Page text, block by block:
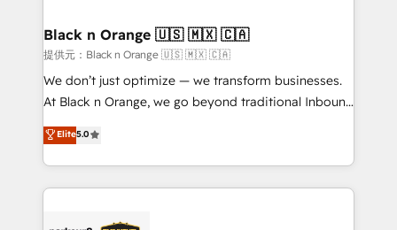
business. If not now, when?
projet HubSpot avec DIGITALISIM : 🧽 Nettoyage,
migration et intégration des bases de données. 🚀
Développement des interfaces avec vos logiciels
métiers ⚙️ Configuration de la plateforme HubSpot
Book Process & Guidelines utilisateurs 🎓
Formations des utilisateurs
Black n Orange 🇺🇸 🇲🇽 🇨🇦
提供元：Black n Orange 🇺🇸 🇲🇽 🇨🇦
We don’t just optimize — we transform businesses.
At Black n Orange, we go beyond traditional Inbound
Marketing with our exclusive methodologies:
BOOMS and BOOST. Together, they form a powerful
combination that has driven success for over 800
businesses worldwide. As Elite HubSpot Partners, we
Elite5.0